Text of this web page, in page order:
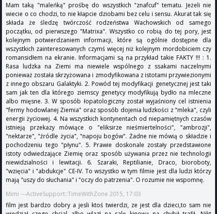
Mam taką "maleńką" prośbę do wszystkich "znafcuf" tematu. Jeżeli nie
wiecie o co chodzi, to nie kłapcie dziobami bez celu i sensu. Akurat tak się
składa że śledzę twórczość rodzeństwa Wachowskich od samego
początku, od pierwszego "Matrixa". Wszystko co robią do tej pory, jest
kolejnym potwierdzaniem informacji, które są ogólnie dostępne dla
wszystkich zainteresowanych czymś więcej niż kolejnym mordobiciem czy
romansidłem na ekranie. Informacjami są na przykład takie FAKTY !!! : 1.
Rasa ludzka na Ziemi ma niewiele wspólnego z ssakami naczelnymi
ponieważ została skrzyżowana i zmodyfikowana z istotami przywiezionymi
z innego obszaru Galaktyki. 2. Powód tej modyfikacji genetycznej jest taki
sam jak ten dla którego ziemscy genetycy modyfikują bydło na mleczne
albo mięsne. 3. W sposób łopatologiczny został wyjaśniony cel istnienia
"fermy hodowlanej Ziemia" oraz sposób dojenia ludzkości z "mleka", czyli
energii życiowej. 4. Na wszystkich kontynentach od niepamiętnych czasów
istnieją przekazy mówiące o "eliksirze nieśmiertelności", "ambrozji",
"nektarze", "źródle życia", "napoju bogów". Żadne nie mówią o składzie i
pochodzeniu tego "płynu". 5. Prawie doskonale zostały przedstawione
istoty odwiedzające Ziemię oraz sposób używania przez nie technologii
niewidzialności i lewitacji. 6. Szaraki, Reptilianie, Draco, bioroboty,
"wzięcia" i "abdukcje" CE-IV. To wszystko w tym filmie jest dla ludzi którzy
mają "uszy do słuchania" i "oczy do patrzenia". O rozumie nie wspomnę.
Mimi ---ActiveSupport::TimeWithZone 2015, 17:03
film jest bardzo dobry a jesli ktoś twierdzi, ze jest dla dzieci,to sam nie